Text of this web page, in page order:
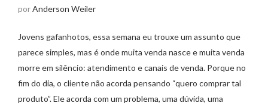
porAnderson Weiler
Jovens gafanhotos, essa semana eu trouxe um assunto que
parece simples, mas é onde muita venda nasce e muita venda
morre em silêncio: atendimento e canais de venda. Porque no
fim do dia, o cliente não acorda pensando “quero comprar tal
produto”. Ele acorda com um problema, uma dúvida, uma